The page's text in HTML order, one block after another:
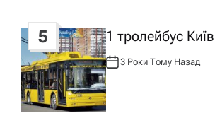
5 1 тролейбус Київ
А
В
Т
О
Р
:
3 Роки Тому Назад